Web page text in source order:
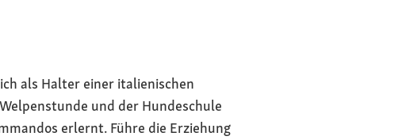
als Halter einer italienischen
und der Hundeschule
erlernt. Führe die Erziehung